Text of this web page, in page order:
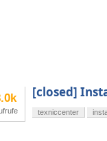
[closed]
texniccenter